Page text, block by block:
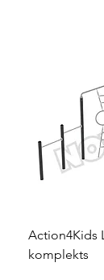
Action4Kids
komplekts